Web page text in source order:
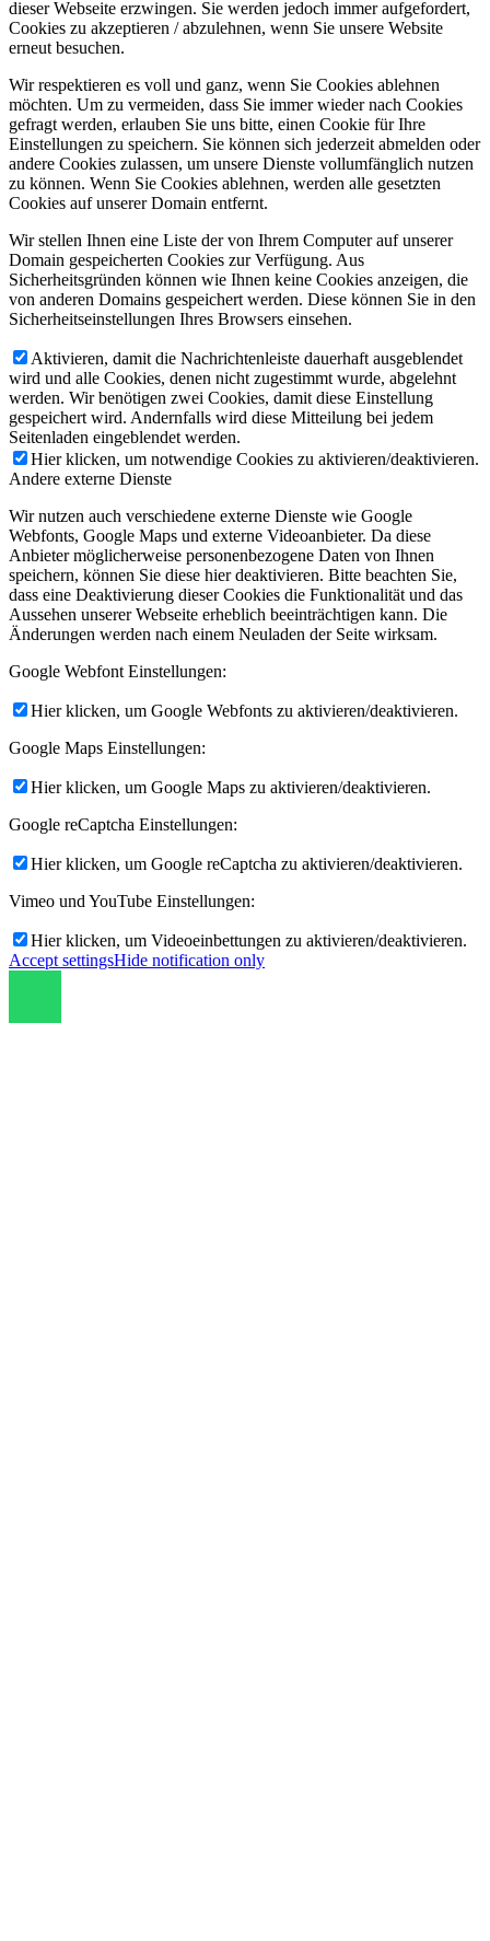
dieser Webseite erzwingen. Sie werden jedoch immer aufgefordert,
Cookies zu akzeptieren / abzulehnen, wenn Sie unsere Website
erneut besuchen.
Wir respektieren es voll und ganz, wenn Sie Cookies ablehnen
möchten. Um zu vermeiden, dass Sie immer wieder nach Cookies
gefragt werden, erlauben Sie uns bitte, einen Cookie für Ihre
Einstellungen zu speichern. Sie können sich jederzeit abmelden oder
andere Cookies zulassen, um unsere Dienste vollumfänglich nutzen
zu können. Wenn Sie Cookies ablehnen, werden alle gesetzten
Cookies auf unserer Domain entfernt.
Wir stellen Ihnen eine Liste der von Ihrem Computer auf unserer
Domain gespeicherten Cookies zur Verfügung. Aus
Sicherheitsgründen können wie Ihnen keine Cookies anzeigen, die
von anderen Domains gespeichert werden. Diese können Sie in den
Sicherheitseinstellungen Ihres Browsers einsehen.
Aktivieren, damit die Nachrichtenleiste dauerhaft ausgeblendet
wird und alle Cookies, denen nicht zugestimmt wurde, abgelehnt
werden. Wir benötigen zwei Cookies, damit diese Einstellung
gespeichert wird. Andernfalls wird diese Mitteilung bei jedem
Seitenladen eingeblendet werden.
Hier klicken, um notwendige Cookies zu aktivieren/deaktivieren.
Andere externe Dienste
Wir nutzen auch verschiedene externe Dienste wie Google
Webfonts, Google Maps und externe Videoanbieter. Da diese
Anbieter möglicherweise personenbezogene Daten von Ihnen
speichern, können Sie diese hier deaktivieren. Bitte beachten Sie,
dass eine Deaktivierung dieser Cookies die Funktionalität und das
Aussehen unserer Webseite erheblich beeinträchtigen kann. Die
Änderungen werden nach einem Neuladen der Seite wirksam.
Google Webfont Einstellungen:
Hier klicken, um Google Webfonts zu aktivieren/deaktivieren.
Google Maps Einstellungen:
Hier klicken, um Google Maps zu aktivieren/deaktivieren.
Google reCaptcha Einstellungen:
Hier klicken, um Google reCaptcha zu aktivieren/deaktivieren.
Vimeo und YouTube Einstellungen:
Hier klicken, um Videoeinbettungen zu aktivieren/deaktivieren.
Accept settingsHide notification only